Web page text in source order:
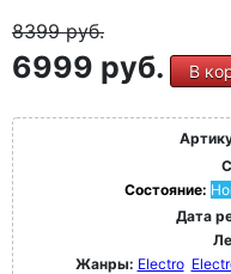
8399руб.
6999 руб. В
Состояние:
Дата
Жанры: Electro